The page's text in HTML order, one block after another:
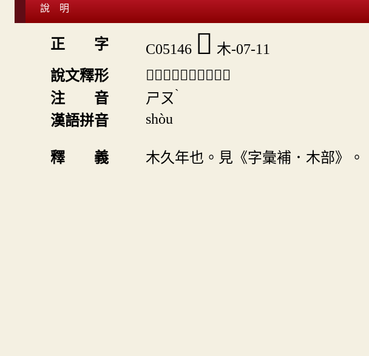
說 明
正 字 C05146 𣒻 木-07-11
說文釋形
「𣒻」《說文》不錄。
注 音
ㄕㄡˋ
漢語拼音 shòu
釋 義 木久年也。見《字彙補．木部》。